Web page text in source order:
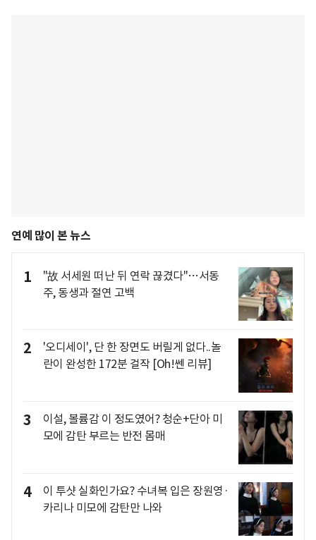
연예 많이 본 뉴스
1
"故 서세원 떠난 뒤 연락 끊겼다"…서동
주, 동생과 절연 고백
2
'오디세이', 단 한 장면도 버릴게 없다..놀
란이 완성한 172분 걸작 [Oh!쎈 리뷰]
3
이설, 볼륨감 이 정도였어? 청순+단아 미
모에 감탄 부르는 반전 몸매
4
이 투샷 실화인가요? 수녀복 입은 장원영·
카리나 미모에 감탄만 나와